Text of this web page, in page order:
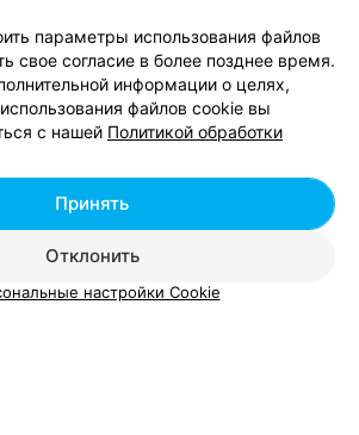
Добавить компанию
Добавить специалиста
параметры использования файлов
свое согласие в более позднее время.
информации о целях,
файлов cookie вы
с нашей Политикой обработки
Отклонить
Принять
настройки Cookie